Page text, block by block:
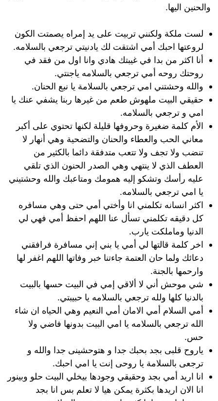
والحنين اليها.
لست ملكة ولكنني تربيت على يد إمراه يصمتت الكون
لروعتها احبك أمي اشتقت لك يادنيتي ترجعي بالسلامه.
أنا اكثر من بدا في غيبتك هادي وانا اول من فقد في
روحتك روحه أمي ترجعي بالسلامه ياجنتي.
والله وحشتني امي ترجعي بالسلامة يا نبع الحنان.
حقيقي البيت ملهوش طعم من غيرها ربنا يشفي عنك يا
امي و ترجعي بالسلامه.
الأم كلمة ضغيرة وحروفها قليلة لكنها تحتوي على أكبر
معاني الحب والعطاء والحنان والتضحية وهي أنهار لا
تنضب ولا تجف ولا تتعب متدفقة دائما بالكثير من
العطف الذي لا ينتهي وهي الصدر الحنون الذي تلقي
عليه رأسك وتشكو إليه همومك ومتاعبك والله وحشتيني
يا امي ترجعي بالسلامه.
اكثر انسانه تكلمني انا وأختي أمي حتى وهي مسافره
كل دقيقه تكلمني تسأل عنا اللهم احفظ أمي فهي لي
الدنيا وماملكت يارب.
اخر كلمة قالتها لي أمي يا بني إني مسافرة فرافقني
دعائك ولما حان العتمة جاءتنا خبر وفاتها اللهم اغفر لها
وارحمها بالجنة.
شي موحش أني لا ألاقي إمي في البيت حسها بالبيت
بالدنيا كلها ولله ترجعي بالسلامه يا حبيبتي.
أمي السلام أمي الامان أمي النعيم وهي الحياه ان شاء
الله ترجعي بالسلامه يا امي البيت بدونها فاضي ولا
حس.
ياروح قلبى بجد بحبك جدا و هتوحشينى جدا والله و
ترجعى بالسلامة يا روحى إنت يا امي احبك.
انا اريد أمي بجد وحقيقي وجودها بيخلي البيت حلو وبينور
انا الان اريدها بكثرة يمكن هيا لا تعلم بس انا بجد